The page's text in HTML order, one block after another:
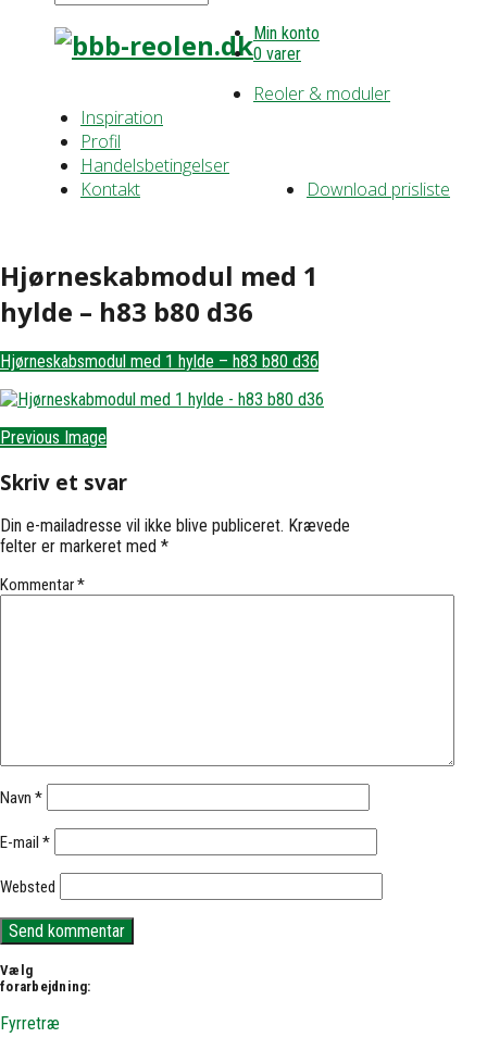
Min konto
0 varer
Reoler & moduler
Inspiration
Profil
Handelsbetingelser
Download prisliste
Kontakt
Hjørneskabmodul med 1
hylde – h83 b80 d36
Hjørneskabsmodul med 1 hylde – h83 b80 d36
Previous Image
Skriv et svar
Din e-mailadresse vil ikke blive publiceret. Krævede
felter er markeret med *
Kommentar*
Navn *
E-mail *
Websted
Vælg
forarbejdning:
Fyrretræ